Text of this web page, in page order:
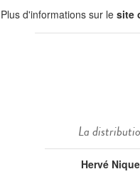
Plus d'informations sur le site
La
Hervé